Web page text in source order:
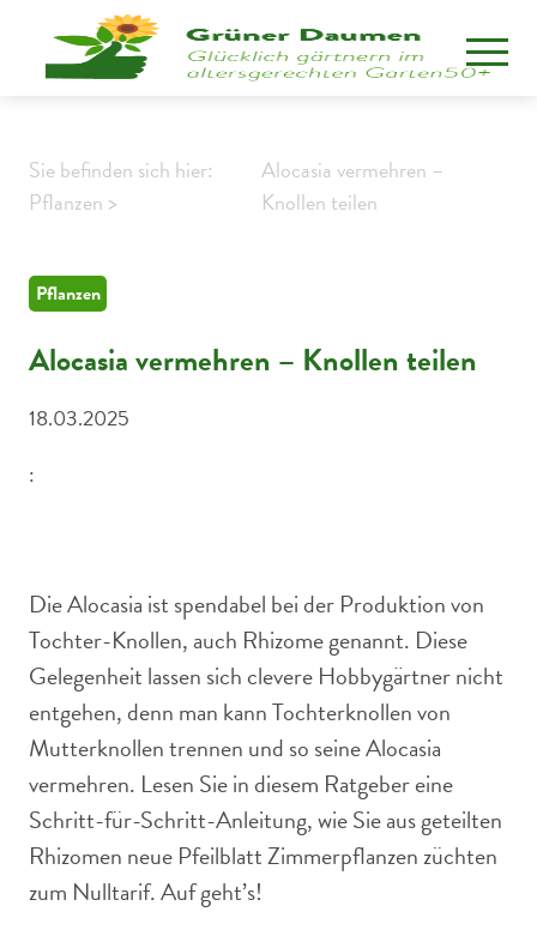
Sie befinden sich hier:
Pflanzen >
Alocasia vermehren –
Knollen teilen
Pflanzen
Alocasia vermehren – Knollen teilen
18.03.2025
:
Die Alocasia ist spendabel bei der Produktion von
Tochter-Knollen, auch Rhizome genannt. Diese
Gelegenheit lassen sich clevere Hobbygärtner nicht
entgehen, denn man kann Tochterknollen von
Mutterknollen trennen und so seine Alocasia
vermehren. Lesen Sie in diesem Ratgeber eine
Schritt-für-Schritt-Anleitung, wie Sie aus geteilten
Rhizomen neue Pfeilblatt Zimmerpflanzen züchten
zum Nulltarif. Auf geht’s!